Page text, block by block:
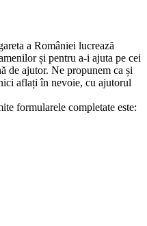
a României lucrează
și pentru a-i ajuta pe cei
de ajutor. Ne propunem ca și
aflați în nevoie, cu ajutorul
formularele completate este: